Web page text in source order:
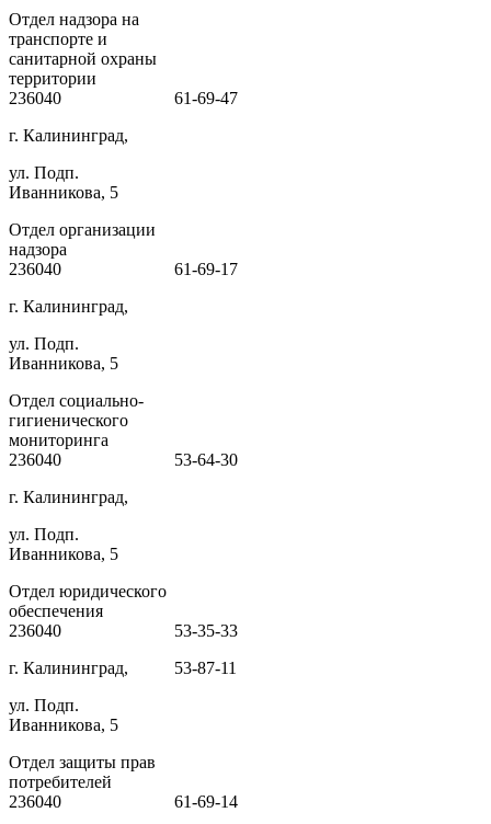
Отдел надзора на
транспорте и
санитарной охраны
территории
236040
г. Калининград,
ул. Подп.
Иванникова, 5
61-69-47
Отдел организации
надзора
236040
г. Калининград,
ул. Подп.
Иванникова, 5
61-69-17
Отдел социально-
гигиенического
мониторинга
236040
г. Калининград,
ул. Подп.
Иванникова, 5
53-64-30
Отдел юридического
обеспечения
236040
г. Калининград,
ул. Подп.
Иванникова, 5
53-35-33
53-87-11
Отдел защиты прав
потребителей
236040
61-69-14